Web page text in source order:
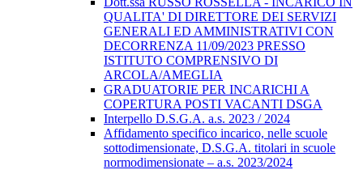
QUALITA' DI DIRETTORE DEI SERVIZI
GENERALI ED AMMINISTRATIVI CON
DECORRENZA 11/09/2023 PRESSO
ISTITUTO COMPRENSIVO DI
ARCOLA/AMEGLIA
GRADUATORIE PER INCARICHI A
COPERTURA POSTI VACANTI DSGA
Interpello D.S.G.A. a.s. 2023 / 2024
Affidamento specifico incarico, nelle scuole
sottodimensionate, D.S.G.A. titolari in scuole
normodimensionate – a.s. 2023/2024